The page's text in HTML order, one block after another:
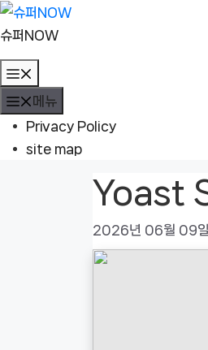
컨
텐
츠
로
건
슈퍼NOW
뉴
메뉴
Privacy Policy
site map
Yoast
2026년 06월 09일